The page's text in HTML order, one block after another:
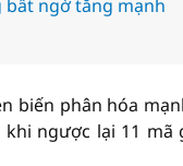
bất ngờ tăng mạnh
biến phân hóa
ngược lại 11